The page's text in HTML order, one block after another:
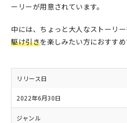
ーリーが用意されています。
中には、ちょっと大人なストーリ
駆け引きを楽しみたい方におすすめ
リリース日
2022年6月30日
ジャンル